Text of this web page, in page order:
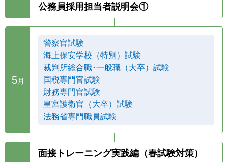
公務員採用担当者説明会①
5月
警察官試験
海上保安学校（特別）試験
裁判所総合職･一般職（大卒）試験
国税専門官試験
財務専門官試験
皇宮護衛官（大卒）試験
法務省専門職員試験
面接トレーニング実践編（春試験対策）